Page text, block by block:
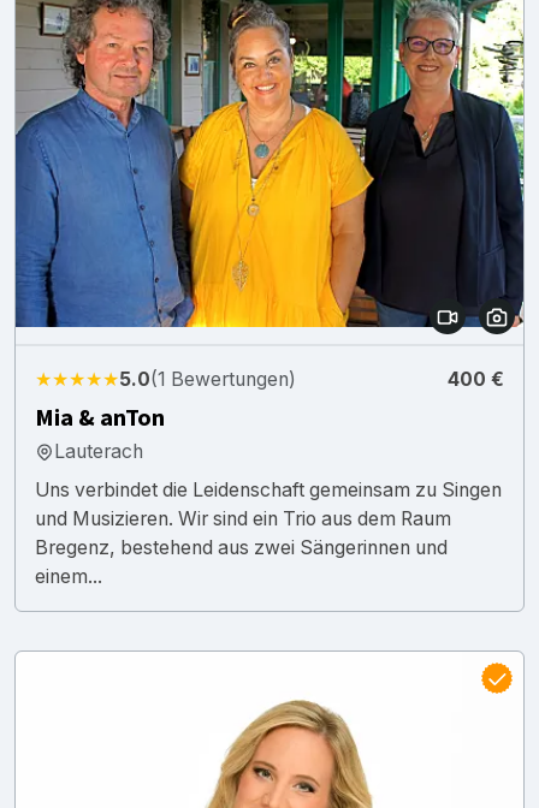
★★★★★5.0(1 Bewertungen) 400 €
Mia & anTon
Lauterach
Uns verbindet die Leidenschaft gemeinsam zu Singen
und Musizieren. Wir sind ein Trio aus dem Raum
Bregenz, bestehend aus zwei Sängerinnen und
einem...